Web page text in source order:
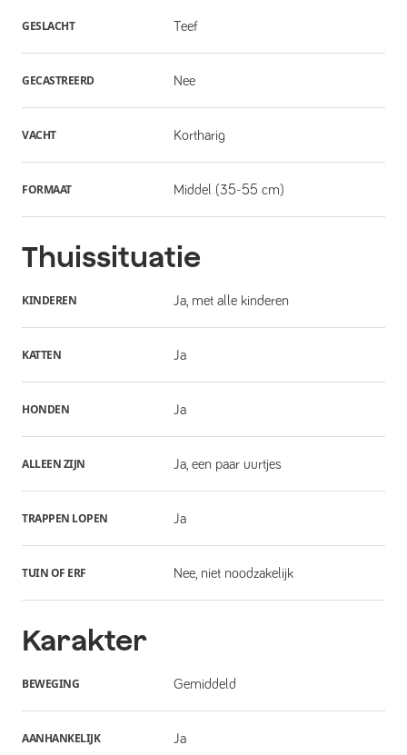
GESLACHT Teef
GECASTREERD Nee
VACHT Kortharig
FORMAAT Middel (35-55 cm)
Thuissituatie
KINDEREN Ja, met alle kinderen
KATTEN Ja
HONDEN Ja
ALLEEN ZIJN Ja, een paar uurtjes
TRAPPEN LOPEN Ja
TUIN OF ERF Nee, niet noodzakelijk
Karakter
BEWEGING Gemiddeld
AANHANKELIJK Ja